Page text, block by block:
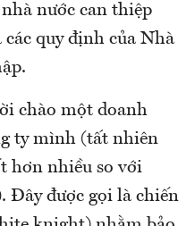
nước can thiệp
quy định của Nhà
chào một doanh
ty mình (tất nhiên
hơn nhiều so với
Đây được gọi là chiến